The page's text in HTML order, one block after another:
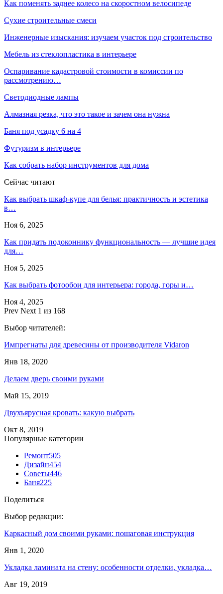
Как поменять заднее колесо на скоростном велосипеде
Сухие строительные смеси
Инженерные изыскания: изучаем участок под строительство
Мебель из стеклопластика в интерьере
Оспаривание кадастровой стоимости в комиссии по
рассмотрению…
Светодиодные лампы
Алмазная резка, что это такое и зачем она нужна
Баня под усадку 6 на 4
Футуризм в интерьере
Как собрать набор инструментов для дома
Сейчас читают
Как выбрать шкаф-купе для белья: практичность и эстетика
в…
Ноя 6, 2025
Как придать подоконнику функциональность — лучшие идея
для…
Ноя 5, 2025
Как выбрать фотообои для интерьера: города, горы и…
Ноя 4, 2025
Prev Next 1 из 168
Выбор читателей:
Импрегнаты для древесины от производителя Vidaron
Янв 18, 2020
Делаем дверь своими руками
Май 15, 2019
Двухъярусная кровать: какую выбрать
Окт 8, 2019
Популярные категории
Ремонт505
Дизайн454
Советы446
Баня225
Поделиться
Выбор редакции:
Каркасный дом своими руками: пошаговая инструкция
Янв 1, 2020
Укладка ламината на стену: особенности отделки, укладка…
Авг 19, 2019